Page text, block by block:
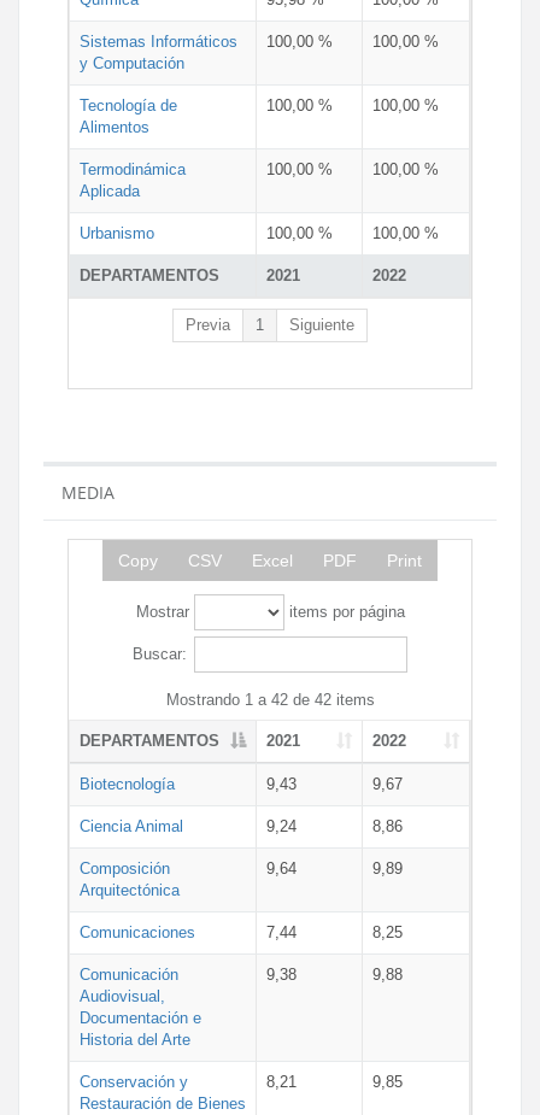
DEPARTAMENTOS 2021 2022
Sistemas Informáticos
y Computación
100,00 % 100,00 %
Tecnología de
Alimentos
100,00 % 100,00 %
Termodinámica
Aplicada
100,00 % 100,00 %
Urbanismo 100,00 % 100,00 %
Previa 1 Siguiente
MEDIA
Copy CSV Excel PDF Print
Mostrar items por página
Buscar:
Mostrando 1 a 42 de 42 items
DEPARTAMENTOS 2021 2022
Biotecnología 9,43 9,67
Ciencia Animal 9,24 8,86
Composición
Arquitectónica
9,64 9,89
Comunicaciones 7,44 8,25
Comunicación
Audiovisual,
Documentación e
Historia del Arte
9,38 9,88
Conservación y
Restauración de Bienes
8,21 9,85